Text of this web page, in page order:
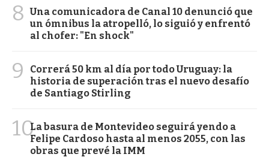
8 Una comunicadora de Canal 10 denunció que
un ómnibus la atropelló, lo siguió y enfrentó
al chofer: "En shock"
9
Correrá 50 km al día por todo Uruguay: la
historia de superación tras el nuevo desafío
de Santiago Stirling
10La basura de Montevideo seguirá yendo a
Felipe Cardoso hasta al menos 2055, con las
obras que prevé la IMM